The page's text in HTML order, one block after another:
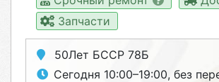
Запчасти
50Лет БССР 78Б
Сегодня 10:00–19:00, без